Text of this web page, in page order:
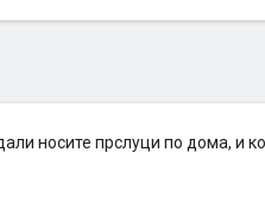
носите прслуци по дома, и